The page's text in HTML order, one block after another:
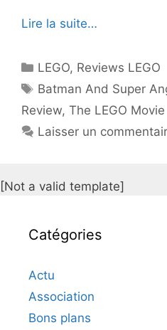
Lire la suite…
Catégories
LEGO, Reviews LEGO
Étiquettes
Batman And Super
Review, The LEGO Movie
Laisser un
[Not a valid template]
Catégories
Actu
Association
Bons plans